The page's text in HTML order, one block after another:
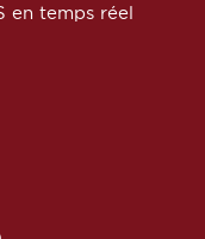
en temps réel